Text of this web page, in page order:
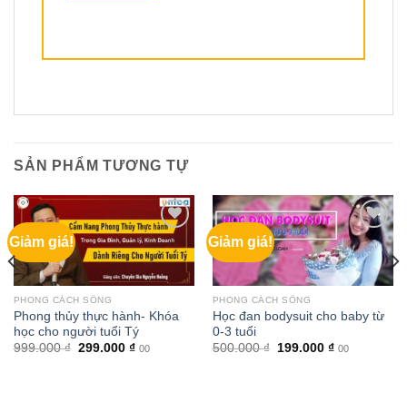
SẢN PHẨM TƯƠNG TỰ
Giảm giá!
PHONG CÁCH SỐNG
Phong thủy thực hành- Khóa
học cho người tuổi Tý
999.000₫ Giá
299.000 ₫Giá
00
Giảm giá!
PHONG CÁCH SỐNG
Học đan bodysuit cho baby từ
0-3 tuổi
500.000₫
Giá
199.000 ₫Giá
00